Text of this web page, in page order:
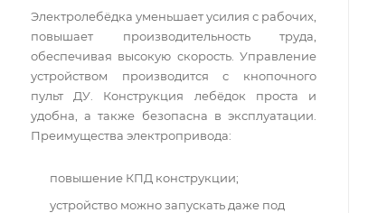
Электролебёдка уменьшает усилия с рабочих,
повышает производительность труда,
обеспечивая высокую скорость. Управление
устройством производится с кнопочного
пульт ДУ. Конструкция лебёдок проста и
удобна, а также безопасна в эксплуатации.
Преимущества электропривода:
повышение КПД конструкции;
устройство можно запускать даже под